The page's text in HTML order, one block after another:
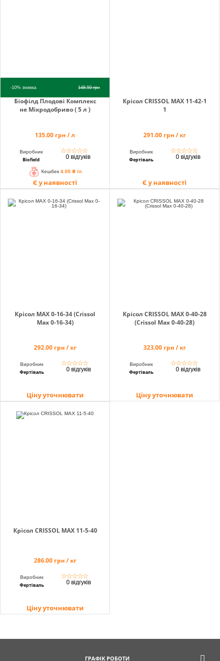
-10%знижка 148.50грн
Біофілд Плодові Комплекс
не Мікродобриво ( 5 л )
135.00 грн / л
Виробник
Biofield
☆☆☆☆☆
0 відгуків
Кешбек 4.05 ₴ /л
Є у наявності
Крісол CRISSOL MAX 11-42-1
1
291.00 грн / кг
Виробник
Фертіваль
☆☆☆☆☆
0 відгуків
Є у наявності
Крісол MAX 0-16-34 (Crissol
Max 0-16-34)
292.00 грн / кг
Виробник
Фертіваль
☆☆☆☆☆
0 відгуків
Ціну уточнювати
Крісол CRISSOL MAX 0-40-28
(Crissol Max 0-40-28)
323.00 грн / кг
Виробник
Фертіваль
☆☆☆☆☆
0 відгуків
Ціну уточнювати
Крісол CRISSOL MAX 11-5-40
286.00 грн / кг
Виробник
Фертіваль
☆☆☆☆☆
0 відгуків
Ціну уточнювати
ГРАФІК РОБОТИ